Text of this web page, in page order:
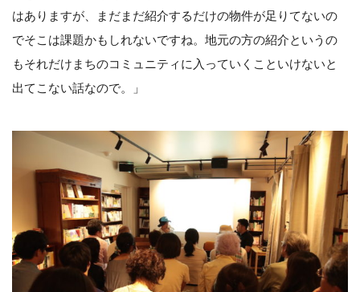
はありますが、まだまだ紹介するだけの物件が足りてないの
でそこは課題かもしれないですね。地元の方の紹介というの
もそれだけまちのコミュニティに入っていくこといけないと
出てこない話なので。」